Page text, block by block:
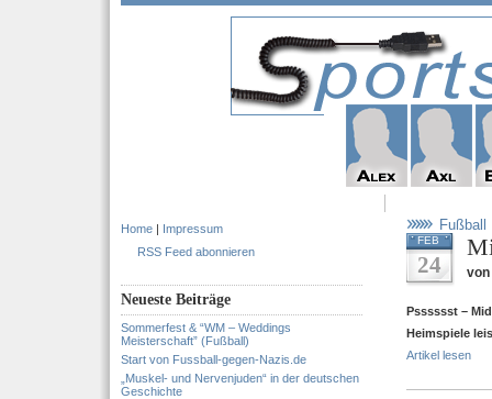
Home | Impressum
RSS Feed abonnieren
Neueste Beiträge
Sommerfest & “WM – Weddings
Meisterschaft” (Fußball)
Start von Fussball-gegen-Nazis.de
„Muskel- und Nervenjuden“ in der deutschen
Geschichte
Fußball
FEB
24 von
Psssssst –
Heimspiele
Artikel lesen